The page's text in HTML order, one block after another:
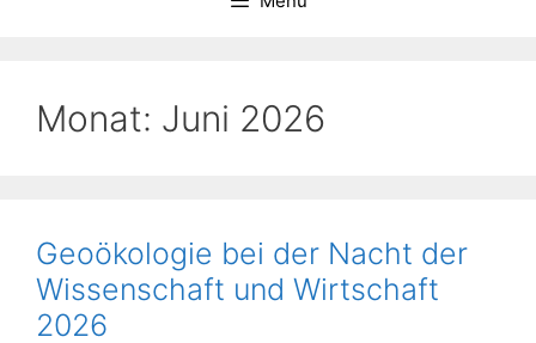
Monat: Juni 2026
Geoökologie bei der Nacht der
Wissenschaft und Wirtschaft
2026